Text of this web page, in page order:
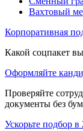
Вахтовый
Корпоративная
Какой соцпакет
Оформляйте
Проверяйте
документы без
Ускорьте подбор в